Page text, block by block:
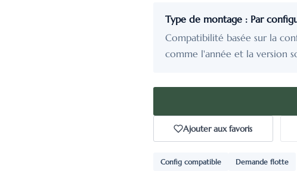
Type de montage : Par
Compatibilité basée sur la
comme l'année et la version
Ajouter aux favoris
Config compatible Demande flotte